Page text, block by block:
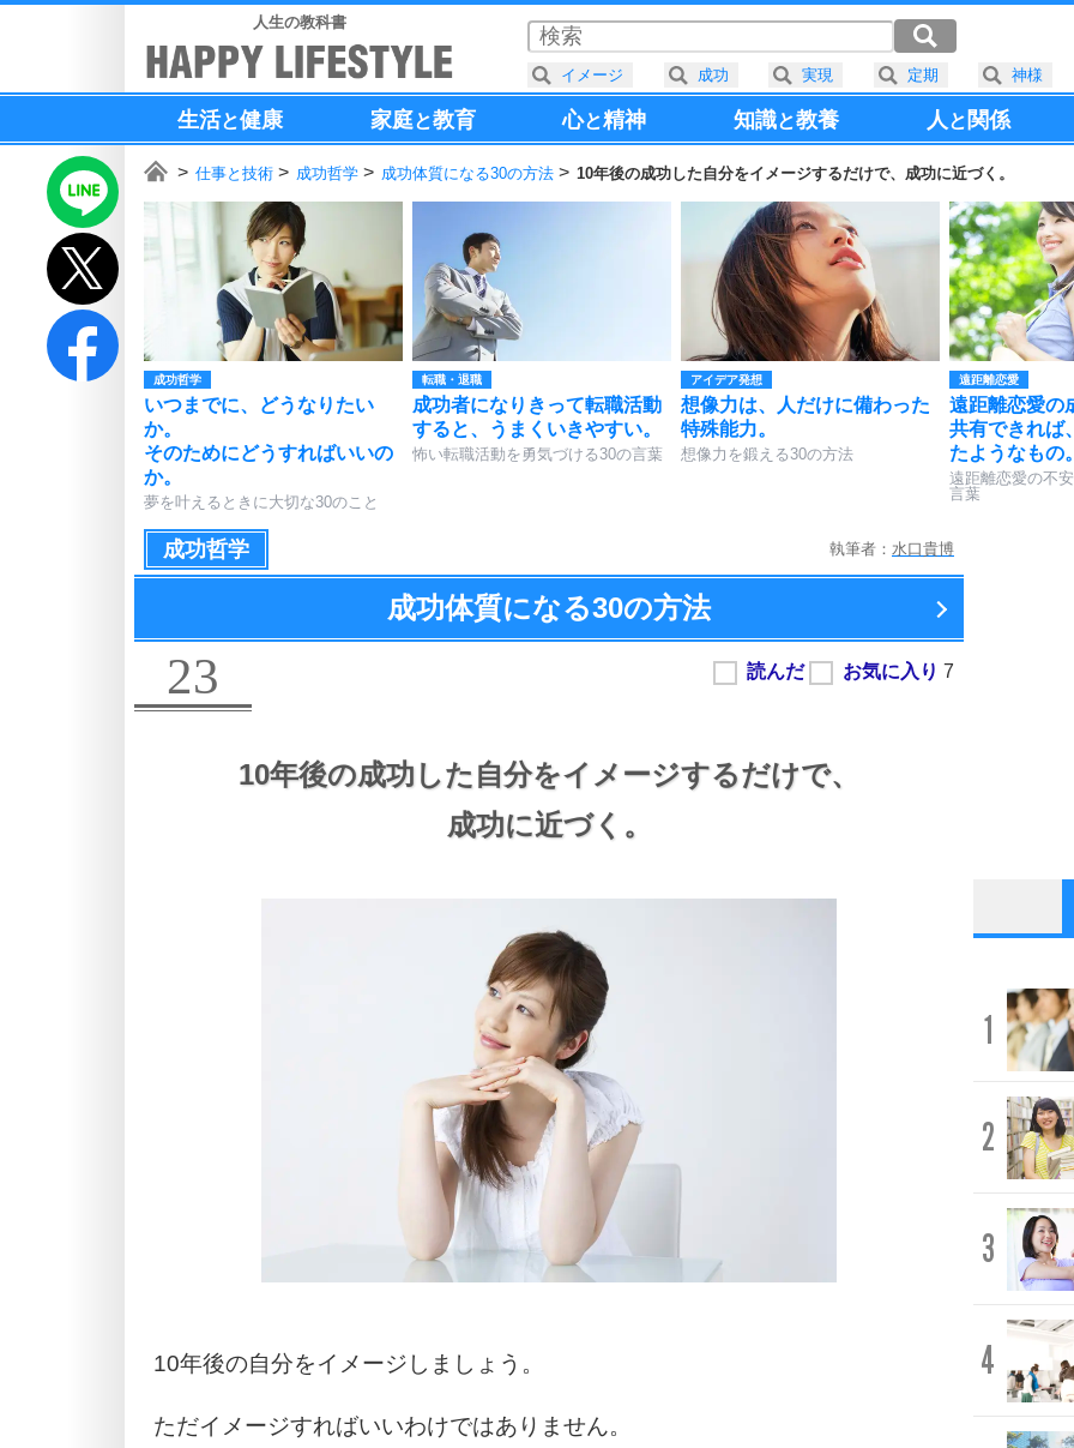
人生の教科書
生活と健康 家庭と教育 心と精神 知識と教養 人と 関係
仕事と技術 成功哲学 成功体質になる30の方法 10年後の成功した自分をイメージするだけで、成功に近づく。
成功哲学
いつまでに、どうなりたい
か。
そのためにどうすればいいの
か。
夢を叶えるときに大切な30のこと
転職・退職
成功者になりきって転職活動
すると、うまくいきやすい。
怖い転職活動を勇気づける30の言葉
アイデア発想
想像力は、人だけに備わった
特殊能力。
想像力を鍛える30の方法
遠距離恋愛
遠距離恋愛の
共有できれば
たようなもの。
遠距離恋愛の不
言葉
成功哲学 執筆者： 水口貴博
成功体質になる30の方法
23
10年後の成功した自分をイメージするだけで、
成功に近づく。
10年後の自分をイメージしましょう。
ただイメージすればいいわけではありません。
1
2
3
4
イメージ 成功 実現 定期 神様